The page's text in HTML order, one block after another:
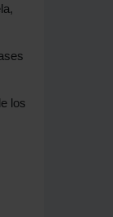
los